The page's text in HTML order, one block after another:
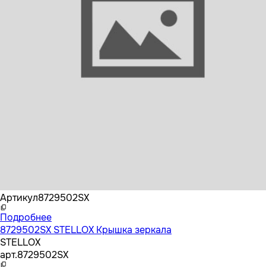
Артикул8729502SX
Подробнее
8729502SX STELLOX Крышка зеркала
STELLOX
арт.8729502SX